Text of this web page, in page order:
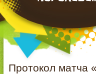
Протокол матча